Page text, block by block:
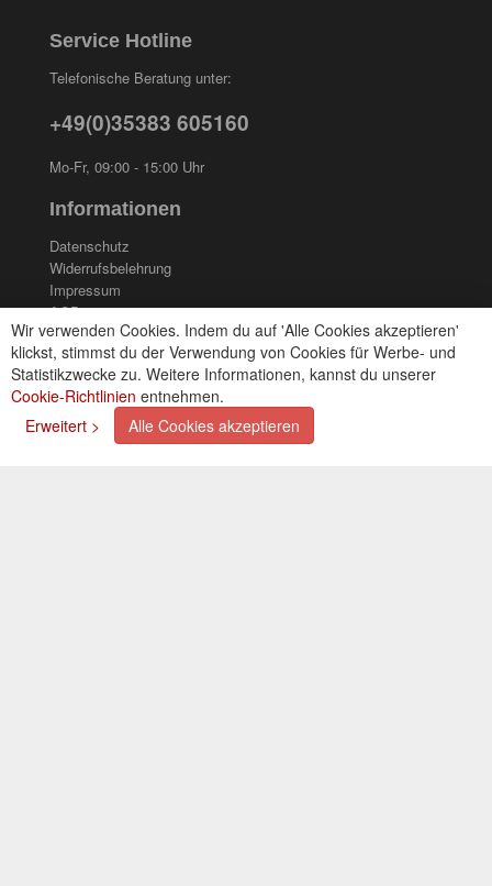
Wir verwenden Cookies. Indem du auf 'Alle Cookies akzeptieren'
klickst, stimmst du der Verwendung von Cookies für Werbe- und
Statistikzwecke zu. Weitere Informationen, kannst du unserer
Cookie-Richtlinien entnehmen.
Erweitert >
Alle Cookies akzeptieren
Service Hotline
Telefonische Beratung unter:
+49(0)35383 605160
Mo-Fr, 09:00 - 15:00 Uhr
Informationen
Datenschutz
Widerrufsbelehrung
Impressum
AGB
Kontakt
Cookies einstellungen
Zahlungsarten